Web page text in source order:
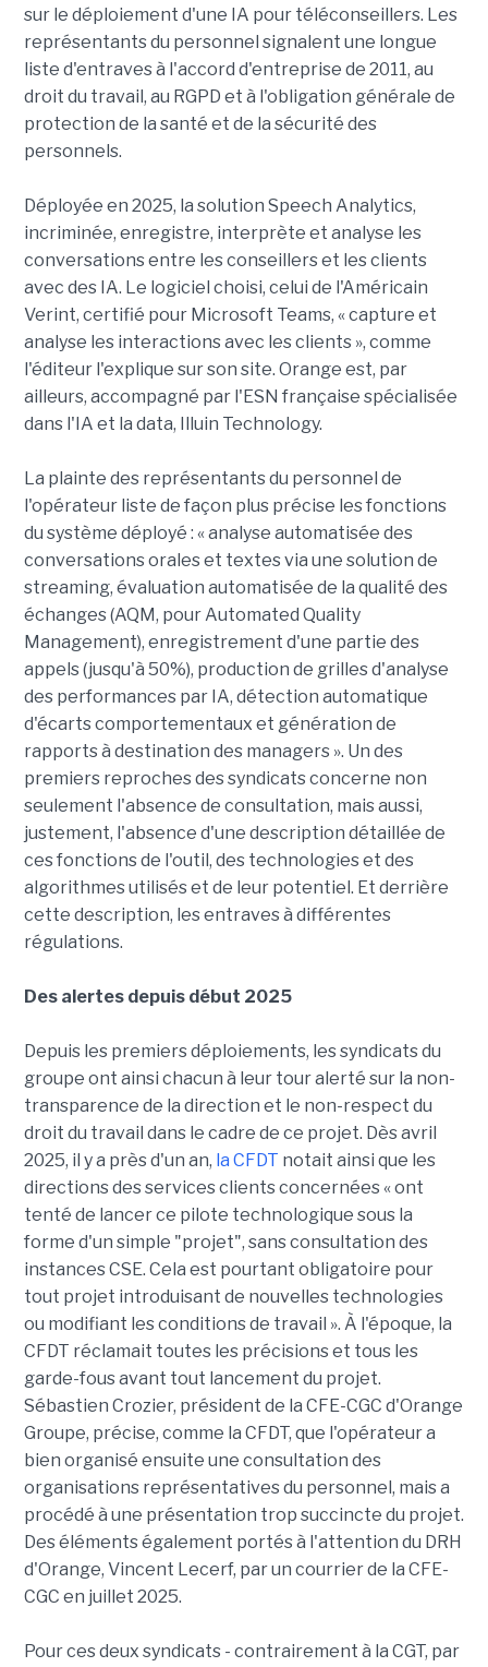
sur le déploiement d'une IA pour téléconseillers. Les
représentants du personnel signalent une longue
liste d'entraves à l'accord d'entreprise de 2011, au
droit du travail, au RGPD et à l'obligation générale de
protection de la santé et de la sécurité des
personnels.
Déployée en 2025, la solution Speech Analytics,
incriminée, enregistre, interprète et analyse les
conversations entre les conseillers et les clients
avec des IA. Le logiciel choisi, celui de l'Américain
Verint, certifié pour Microsoft Teams, « capture et
analyse les interactions avec les clients », comme
l'éditeur l'explique sur son site. Orange est, par
ailleurs, accompagné par l'ESN française spécialisée
dans l'IA et la data, Illuin Technology.
La plainte des représentants du personnel de
l'opérateur liste de façon plus précise les fonctions
du système déployé : « analyse automatisée des
conversations orales et textes via une solution de
streaming, évaluation automatisée de la qualité des
échanges (AQM, pour Automated Quality
Management), enregistrement d'une partie des
appels (jusqu'à 50%), production de grilles d'analyse
des performances par IA, détection automatique
d'écarts comportementaux et génération de
rapports à destination des managers ». Un des
premiers reproches des syndicats concerne non
seulement l'absence de consultation, mais aussi,
justement, l'absence d'une description détaillée de
ces fonctions de l'outil, des technologies et des
algorithmes utilisés et de leur potentiel. Et derrière
cette description, les entraves à différentes
régulations.
Des alertes depuis début 2025
Depuis les premiers déploiements, les syndicats du
groupe ont ainsi chacun à leur tour alerté sur la non-
transparence de la direction et le non-respect du
droit du travail dans le cadre de ce projet. Dès avril
2025, il y a près d'un an, la CFDT notait ainsi que les
directions des services clients concernées « ont
tenté de lancer ce pilote technologique sous la
forme d'un simple "projet", sans consultation des
instances CSE. Cela est pourtant obligatoire pour
tout projet introduisant de nouvelles technologies
ou modifiant les conditions de travail ». À l'époque, la
CFDT réclamait toutes les précisions et tous les
garde-fous avant tout lancement du projet.
Sébastien Crozier, président de la CFE-CGC d'Orange
Groupe, précise, comme la CFDT, que l'opérateur a
bien organisé ensuite une consultation des
organisations représentatives du personnel, mais a
procédé à une présentation trop succincte du projet.
Des éléments également portés à l'attention du DRH
d'Orange, Vincent Lecerf, par un courrier de la CFE-
CGC en juillet 2025.
Pour ces deux syndicats - contrairement à la CGT, par